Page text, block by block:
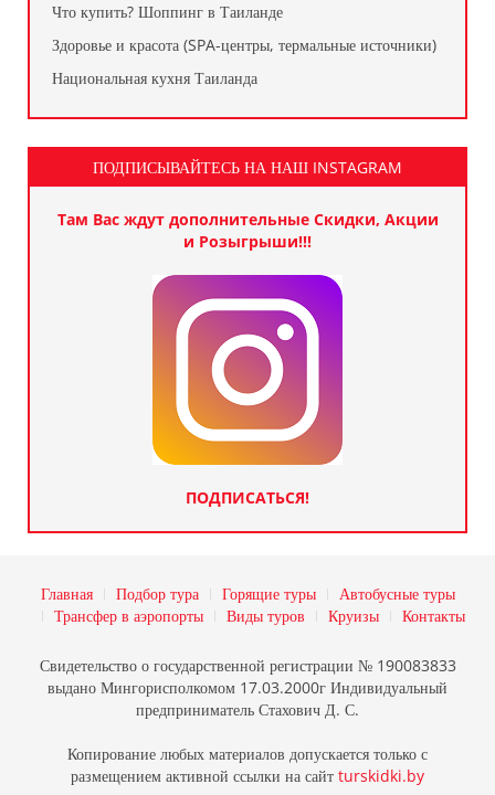
Что купить? Шоппинг в Таиланде
Здоровье и красота (SPA-центры, термальные источники)
Национальная кухня Таиланда
ПОДПИСЫВАЙТЕСЬ НА НАШ INSTAGRAM
Там Вас ждут дополнительные Скидки, Акции
и Розыгрыши!!!
ПОДПИСАТЬСЯ!
Главная Подбор тура Горящие туры
Автобусные туры
Трансфер в аэропорты
Виды туров Круизы Контакты
Свидетельство о государственной регистрации № 190083833
выдано Мингорисполкомом 17.03.2000г Индивидуальный
предприниматель Стахович Д. С.
Копирование любых материалов допускается только с
размещением активной ссылки на сайт turskidki.by